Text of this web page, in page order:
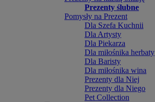
Prezenty ślubne
Pomysły na Prezent
Dla Szefa Kuchnii
Dla Artysty
Dla Piekarza
Dla miłośnika herbaty
Dla Baristy
Dla miłośnika wina
Prezenty dla Niej
Prezenty dla Niego
Pet Collection